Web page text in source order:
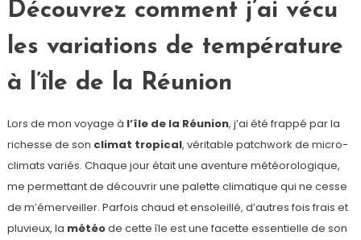
Découvrez comment j’ai vécu
les variations de température
à l’île de la Réunion
Lors de mon voyage à l’île de la Réunion, j’ai été frappé par la
richesse de son climat tropical, véritable patchwork de micro-
climats variés. Chaque jour était une aventure météorologique,
me permettant de découvrir une palette climatique qui ne cesse
de m’émerveiller. Parfois chaud et ensoleillé, d’autres fois frais et
pluvieux, la météode cette île est une facette essentielle de son